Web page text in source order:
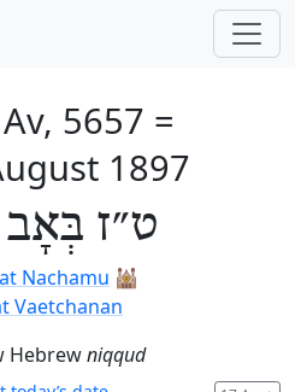
5657 =
1897
ט״ז
Nachamu 🕍
Vaetchanan
Hebrewniqqud